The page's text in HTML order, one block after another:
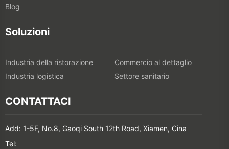
Blog
Soluzioni
Industria della ristorazione
Commercio al dettaglio
Industria logistica
Settore sanitario
CONTATTACI
Add: 1-5F, No.8, Gaoqi South 12th Road, Xiamen, Cina
Tel: